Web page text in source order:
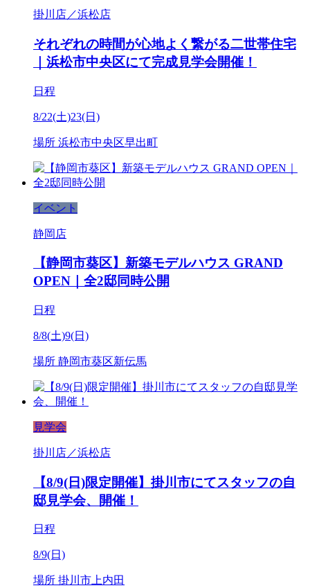
掛川店／浜松店
それぞれの時間が心地よく繋がる二世帯住宅
｜浜松市中央区にて完成見学会開催！
日程
8/22(土)23(日)
場所 浜松市中央区早出町
イベント
静岡店
【静岡市葵区】新築モデルハウス GRAND
OPEN｜全2邸同時公開
日程
8/8(土)9(日)
場所 静岡市葵区新伝馬
見学会
掛川店／浜松店
【8/9(日)限定開催】掛川市にてスタッフの自
邸見学会、開催！
日程
8/9(日)
場所 掛川市上内田